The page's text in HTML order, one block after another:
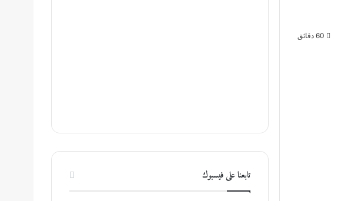
تابعنا على فيسبوك